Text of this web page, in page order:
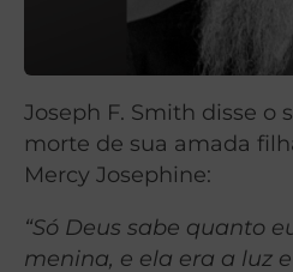
Joseph F. Smith disse o
morte de sua amada
Mercy Josephine:
“Só Deus sabe quanto
menina, e ela era a luz